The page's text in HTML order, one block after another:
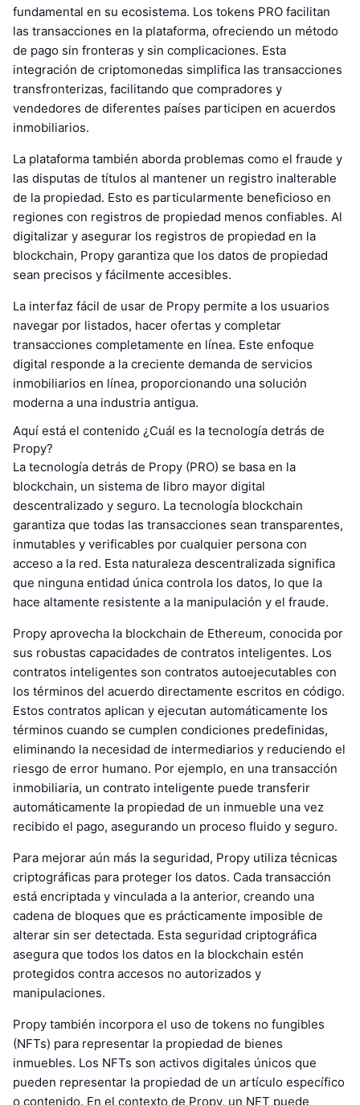
fundamental en su ecosistema. Los tokens PRO facilitan
las transacciones en la plataforma, ofreciendo un método
de pago sin fronteras y sin complicaciones. Esta
integración de criptomonedas simplifica las transacciones
transfronterizas, facilitando que compradores y
vendedores de diferentes países participen en acuerdos
inmobiliarios.
La plataforma también aborda problemas como el fraude y
las disputas de títulos al mantener un registro inalterable
de la propiedad. Esto es particularmente beneficioso en
regiones con registros de propiedad menos confiables. Al
digitalizar y asegurar los registros de propiedad en la
blockchain, Propy garantiza que los datos de propiedad
sean precisos y fácilmente accesibles.
La interfaz fácil de usar de Propy permite a los usuarios
navegar por listados, hacer ofertas y completar
transacciones completamente en línea. Este enfoque
digital responde a la creciente demanda de servicios
inmobiliarios en línea, proporcionando una solución
moderna a una industria antigua.
Aquí está el contenido ¿Cuál es la tecnología detrás de
Propy?
La tecnología detrás de Propy (PRO) se basa en la
blockchain, un sistema de libro mayor digital
descentralizado y seguro. La tecnología blockchain
garantiza que todas las transacciones sean transparentes,
inmutables y verificables por cualquier persona con
acceso a la red. Esta naturaleza descentralizada significa
que ninguna entidad única controla los datos, lo que la
hace altamente resistente a la manipulación y el fraude.
Propy aprovecha la blockchain de Ethereum, conocida por
sus robustas capacidades de contratos inteligentes. Los
contratos inteligentes son contratos autoejecutables con
los términos del acuerdo directamente escritos en código.
Estos contratos aplican y ejecutan automáticamente los
términos cuando se cumplen condiciones predefinidas,
eliminando la necesidad de intermediarios y reduciendo el
riesgo de error humano. Por ejemplo, en una transacción
inmobiliaria, un contrato inteligente puede transferir
automáticamente la propiedad de un inmueble una vez
recibido el pago, asegurando un proceso fluido y seguro.
Para mejorar aún más la seguridad, Propy utiliza técnicas
criptográficas para proteger los datos. Cada transacción
está encriptada y vinculada a la anterior, creando una
cadena de bloques que es prácticamente imposible de
alterar sin ser detectada. Esta seguridad criptográfica
asegura que todos los datos en la blockchain estén
protegidos contra accesos no autorizados y
manipulaciones.
Propy también incorpora el uso de tokens no fungibles
(NFTs) para representar la propiedad de bienes
inmuebles. Los NFTs son activos digitales únicos que
pueden representar la propiedad de un artículo específico
o contenido. En el contexto de Propy, un NFT puede